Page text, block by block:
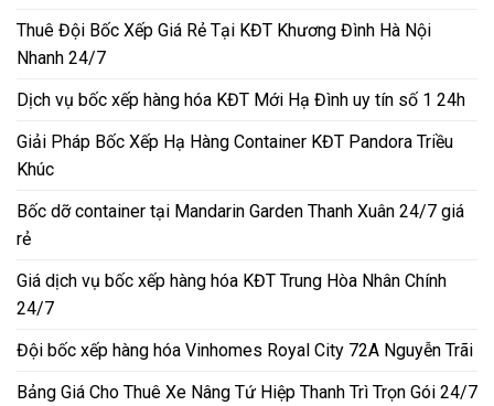
Thuê Đội Bốc Xếp Giá Rẻ Tại KĐT Khương Đình Hà Nội
Nhanh 24/7
Dịch vụ bốc xếp hàng hóa KĐT Mới Hạ Đình uy tín số 1 24h
Giải Pháp Bốc Xếp Hạ Hàng Container KĐT Pandora Triều
Khúc
Bốc dỡ container tại Mandarin Garden Thanh Xuân 24/7 giá
rẻ
Giá dịch vụ bốc xếp hàng hóa KĐT Trung Hòa Nhân Chính
24/7
Đội bốc xếp hàng hóa Vinhomes Royal City 72A Nguyễn Trãi
Bảng Giá Cho Thuê Xe Nâng Tứ Hiệp Thanh Trì Trọn Gói 24/7